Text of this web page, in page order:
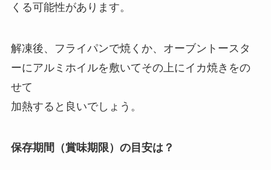
くる可能性があります。
解凍後、フライパンで焼くか、オーブントースタ
ーにアルミホイルを敷いてその上にイカ焼きをの
せて
加熱すると良いでしょう。
保存期間（賞味期限）の目安は？